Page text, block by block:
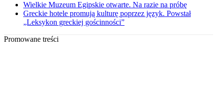
Wielkie Muzeum Egipskie otwarte. Na razie na próbę
Greckie hotele promują kulturę poprzez język. Powstał
„Leksykon greckiej gościnności”
Promowane treści